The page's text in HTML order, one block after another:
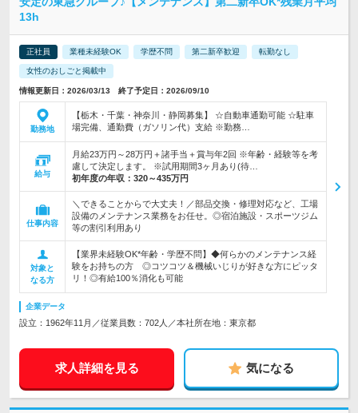
13h
正社員 業種未経験OK 学歴不問 第二新卒歓迎 転勤なし
女性のおしごと掲載中
情報更新日：2026/03/13 終了予定日：2026/09/10
勤務地
【栃木・千葉・神奈川・静岡募集】 ☆自動車通勤可能 ☆駐車
場完備、通勤費（ガソリン代）支給 ※勤務…
給与
月給23万円～28万円＋諸手当＋賞与年2回 ※年齢・経験等を考
慮して決定します。 ※試用期間3ヶ月あり(待…
初年度の年収： 320～435万円
仕事内容
＼できることからで大丈夫！／部品交換・修理対応など、工場
設備のメンテナンス業務をお任せ。◎宿泊施設・スポーツジム
等の割引利用あり
対象と
なる方
【業界未経験OK*年齢・学歴不問】◆何らかのメンテナンス経
験をお持ちの方 ◎コツコツ＆機械いじりが好きな方にピッタ
リ！◎有給100％消化も可能
企業データ
設立：1962年11月／従業員数：702人／本社所在地：東京都
求人詳細を見る 気になる